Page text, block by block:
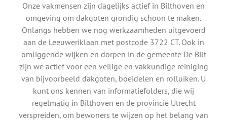
Onze vakmensen zijn dagelijks actief in Bilthoven en
omgeving om dakgoten grondig schoon te maken.
Onlangs hebben we nog werkzaamheden uitgevoerd
aan de Leeuweriklaan met postcode 3722 CT. Ook in
omliggende wijken en dorpen in de gemeente De Bilt
zijn we actief voor een veilige en vakkundige reiniging
van bijvoorbeeld dakgoten, boeidelen en rolluiken. U
kunt ons kennen van informatiefolders, die wij
regelmatig in Bilthoven en de provincie Utrecht
verspreiden, om bewoners te wijzen op het belang van